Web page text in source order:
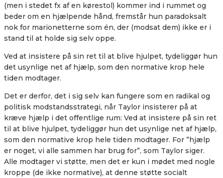
(men i stedet fx af en kørestol) kommer ind i rummet og
beder om en hjælpende hånd, fremstår hun paradoksalt
nok for marionetterne som én, der (modsat dem) ikke er i
stand til at holde sig selv oppe.
Ved at insistere på sin ret til at blive hjulpet, tydeliggør hun
det usynlige net af hjælp, som den normative krop hele
tiden modtager.
Det er derfor, det i sig selv kan fungere som en radikal og
politisk modstandsstrategi, når Taylor insisterer på at
kræve hjælp i det offentlige rum: Ved at insistere på sin ret
til at blive hjulpet, tydeliggør hun det usynlige net af hjælp,
som den normative krop hele tiden modtager. For ”hjælp
er noget, vi alle sammen har brug for”, som Taylor siger.
Alle modtager vi støtte, men det er kun i mødet med nogle
kroppe (de ikke normative), at denne støtte socialt